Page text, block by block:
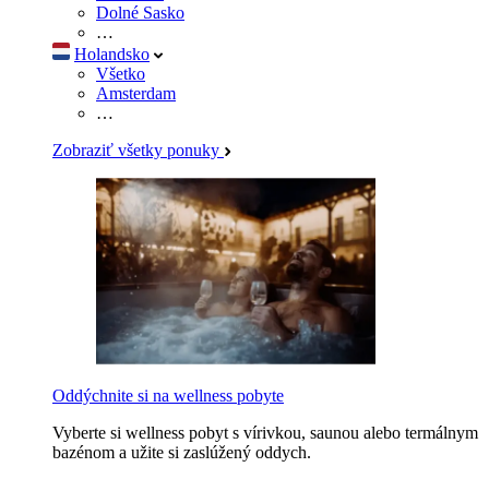
Dolné Sasko
…
Holandsko
Všetko
Amsterdam
…
Zobraziť všetky ponuky
Oddýchnite si na wellness pobyte
Vyberte si wellness pobyt s vírivkou, saunou alebo termálnym
bazénom a užite si zaslúžený oddych.